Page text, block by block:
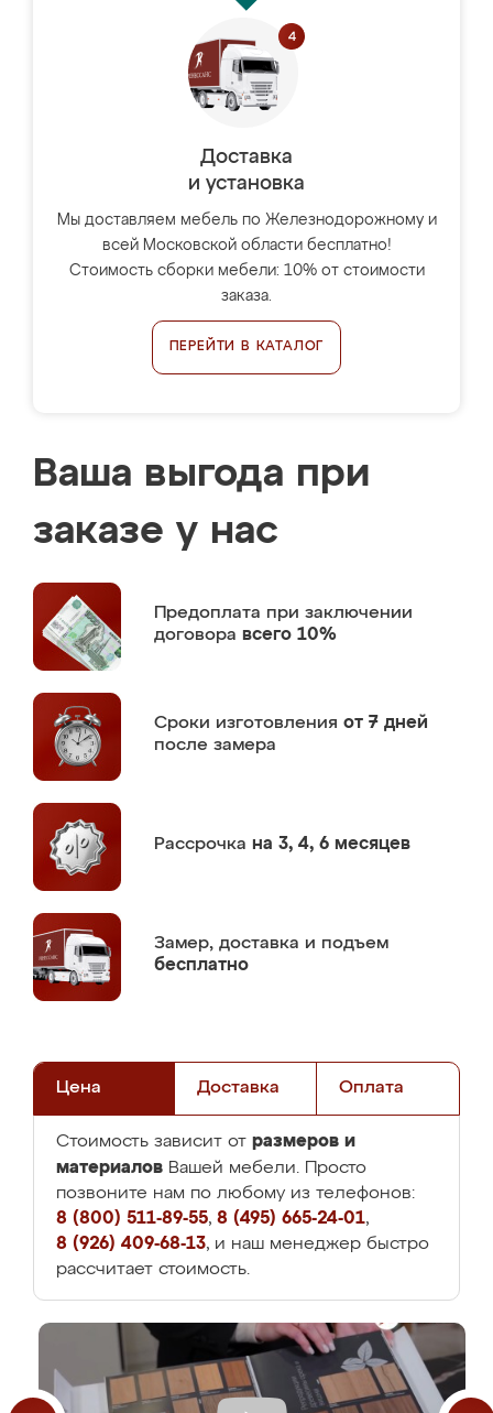
Доставка
и установка
Мы доставляем мебель по Железнодорожному и
всей Московской области бесплатно!
Стоимость сборки мебели: 10% от стоимости
заказа.
ПЕРЕЙТИ В КАТАЛОГ
Ваша выгода при
заказе у нас
Предоплата при заключении
договора всего 10%
Сроки изготовления от 7 дней
после замера
Рассрочка на 3, 4, 6 месяцев
Замер, доставка и подъем
бесплатно
Цена Доставка Оплата
Стоимость зависит от размеров и
материалов Вашей мебели. Просто
позвоните нам по любому из телефонов:
8 (800) 511-89-55, 8 (495) 665-24-01,
8 (926) 409-68-13, и наш менеджер быстро
рассчитает стоимость.